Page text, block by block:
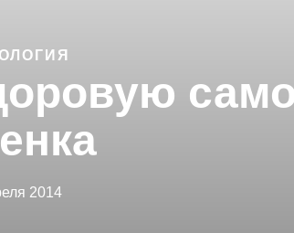
2014